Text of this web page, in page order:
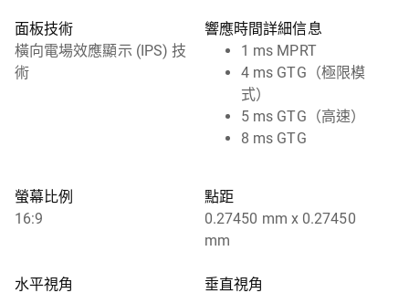
面板技術
橫向電場效應顯示 (IPS) 技
術
響應時間詳細信息
1 ms MPRT
4 ms GTG（極限模
式）
5 ms GTG（高速）
8 ms GTG
螢幕比例
16:9
點距
0.27450 mm x 0.27450
mm
水平視角 垂直視角